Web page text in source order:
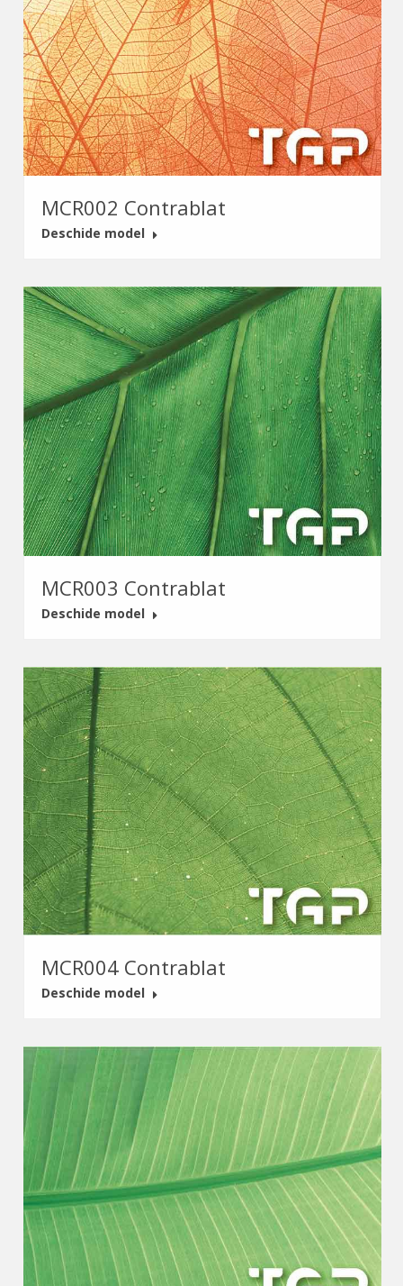
MCR002 Contrablat
Deschide model
MCR003 Contrablat
Deschide model
MCR004 Contrablat
Deschide model